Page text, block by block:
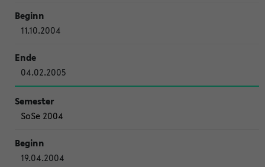
11.10.2004
04.02.2005
SoSe 2004
19.04.2004